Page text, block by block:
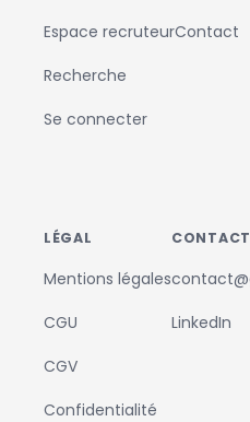
Espace recruteur
Recherche
Se connecter
Contact
LÉGAL
Mentions légales
CGU
CGV
Confidentialité
CONTACT
LinkedIn